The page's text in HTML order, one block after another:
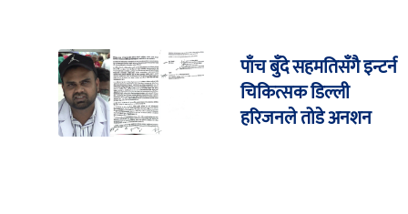
पाँच बुँदे सहमतिसँगै इन्टर्न
चिकित्सक डिल्ली
हरिजनले तोडे अनशन